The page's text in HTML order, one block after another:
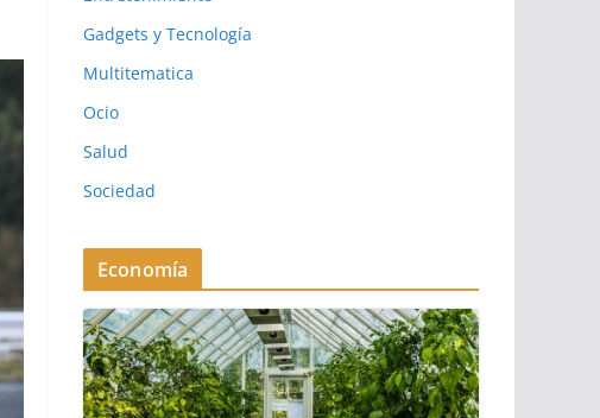
Gadgets y Tecnología
Multitematica
Ocio
Salud
Sociedad
Economía